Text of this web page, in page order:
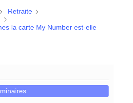
Retraite
la carte My Number est-elle